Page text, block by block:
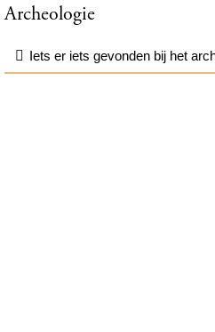
Archeologie
Iets er iets gevonden bij het